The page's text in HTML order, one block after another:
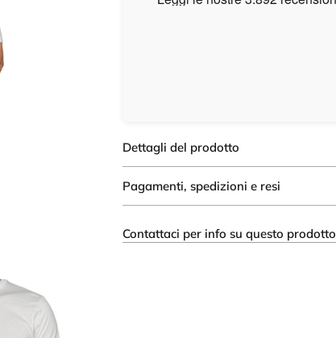
Dettagli del prodotto
Pagamenti, spedizioni e resi
Contattaci per info su questo prodotto